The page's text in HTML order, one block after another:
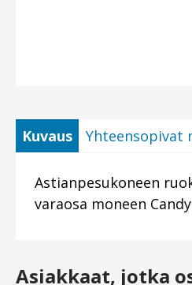
Kuvaus Yhteensopivat
Astianpesukoneen
varaosa moneen
Asiakkaat, jotka